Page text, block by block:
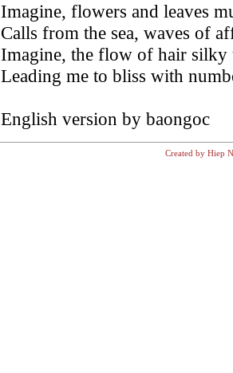
Imagine, flowers and leaves
Calls from the sea, waves of
Imagine, the flow of hair silky
Leading me to bliss with
English version by baongoc
Created by Hiep